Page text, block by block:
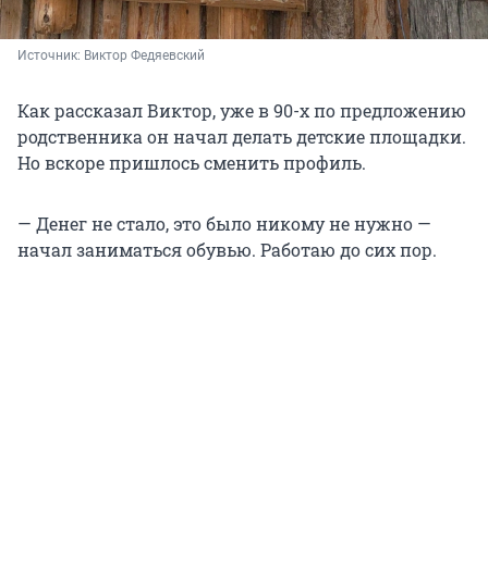
Источник: Виктор Федяевский
Как рассказал Виктор, уже в 90-х по предложению
родственника он начал делать детские площадки.
Но вскоре пришлось сменить профиль.
— Денег не стало, это было никому не нужно —
начал заниматься обувью. Работаю до сих пор.